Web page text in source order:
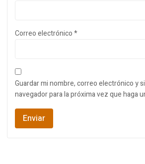
Correo electrónico*
Guardar mi nombre, correo electrónico y
navegador para la próxima vez que haga